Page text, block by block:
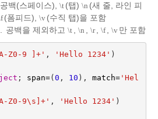
백(스페이스), \t (탭) \n (새 줄, 라인 피
(폼피드), \v (수직 탭)을 포함
공백을 제외하고 \t \n \r \f \v 만 포함
Z0-9 ]+' , 'Hello 1234' )
; span=(0 , 10 ), match='Hel
Z0-9\s]+' , 'Hello 1234' )